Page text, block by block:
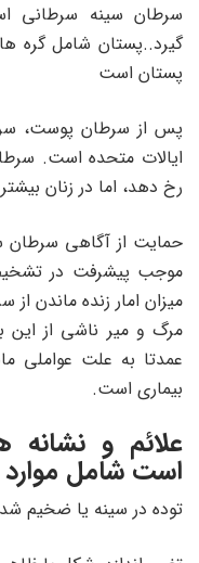
سرطان سینه سرطانی
گیرد..پستان شامل گره
پستان است
پس از سرطان پوست،
ایالات متحده است.
رخ دهد، اما در زنان
حمایت از آگاهی سرطان
موجب پیشرفت در
میزان امار زنده ماندن
مرگ و میر ناشی از این
عمدتا به علت عواملی
بیماری است.
علائم و
است شامل موارد
توده در سینه یا ضخیم